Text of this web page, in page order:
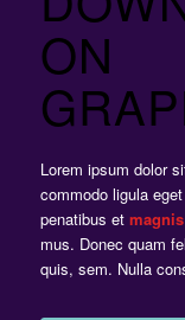
ON
Lorem ipsum dolor
commodo ligula
penatibus et magnis
mus. Donec quam
quis, sem. Nulla